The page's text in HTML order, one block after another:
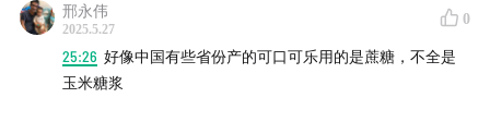
邢永伟
2025.5.27
0
25:26 好像中国有些省份产的可口可乐用的是蔗糖，不全是
玉米糖浆